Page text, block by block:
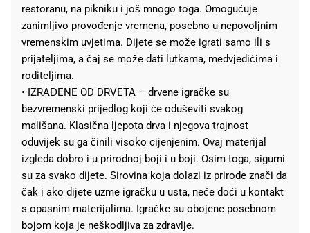
restoranu, na pikniku i još mnogo toga. Omogućuje
zanimljivo provođenje vremena, posebno u nepovoljnim
vremenskim uvjetima. Dijete se može igrati samo ili s
prijateljima, a čaj se može dati lutkama, medvjedićima i
roditeljima.
• IZRAĐENE OD DRVETA – drvene igračke su
bezvremenski prijedlog koji će oduševiti svakog
mališana. Klasična ljepota drva i njegova trajnost
oduvijek su ga činili visoko cijenjenim. Ovaj materijal
izgleda dobro i u prirodnoj boji i u boji. Osim toga, sigurni
su za svako dijete. Sirovina koja dolazi iz prirode znači da
čak i ako dijete uzme igračku u usta, neće doći u kontakt
s opasnim materijalima. Igračke su obojene posebnom
bojom koja je neškodljiva za zdravlje.